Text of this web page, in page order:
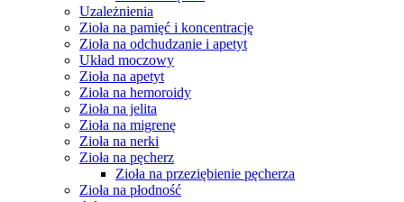
Uzależnienia
Zioła na pamięć i koncentrację
Zioła na odchudzanie i apetyt
Układ moczowy
Zioła na apetyt
Zioła na hemoroidy
Zioła na jelita
Zioła na migrenę
Zioła na nerki
Zioła na pęcherz
Zioła na przeziębienie pęcherza
Zioła na płodność